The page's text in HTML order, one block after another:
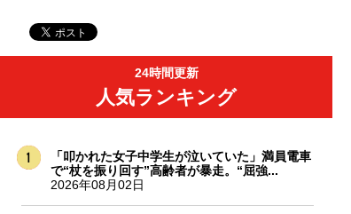
24時間更新
人気ランキング
「叩かれた女子中学生が泣いていた」満員電車
で“杖を振り回す”高齢者が暴走。“屈強...
2026年08月02日